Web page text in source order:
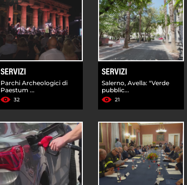
SERVIZI
Parchi Archeologici di
Paestum ...
32
SERVIZI
Salerno, Avella: "Verde
pubblic...
21